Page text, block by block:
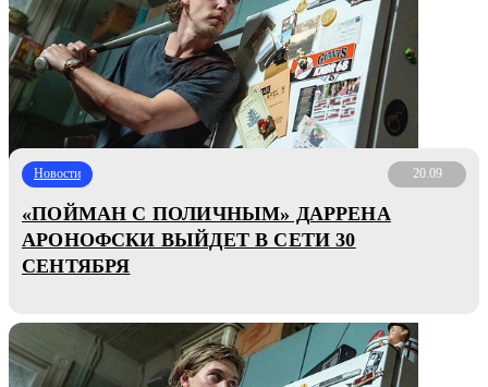
Новости 20.09
«ПОЙМАН С ПОЛИЧНЫМ» ДАРРЕНА
АРОНОФСКИ ВЫЙДЕТ В СЕТИ 30
СЕНТЯБРЯ